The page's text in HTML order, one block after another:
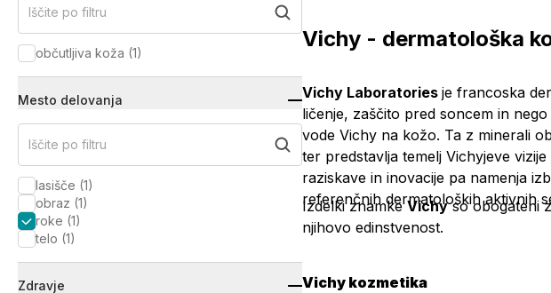
Iščite po filtru
občutljiva koža (1)
Mesto delovanja
Iščite po filtru
lasišče (1)
obraz (1)
roke (1)
telo (1)
Zdravje
Vichy - dermatološka
Vichy Laboratories je francoska
ličenje, zaščito pred soncem in
vode Vichy na kožo. Ta z minerali
ter predstavlja temelj Vichyjeve
raziskave in inovacije pa namenja
referenčnih dermatoloških aktivnih
Izdelki znamkeVichyso obogateni
njihovo edinstvenost.
Vichy kozmetika